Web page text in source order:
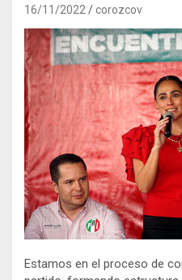
16/11/2022 corozcov
Estamos en el proceso de